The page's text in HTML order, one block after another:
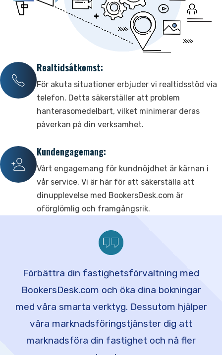
Realtidsåtkomst:
För akuta situationer erbjuder vi realtidsstöd via
telefon. Detta säkerställer att problem
hanterasomedelbart, vilket minimerar deras
påverkan på din verksamhet.
Kundengagemang:
Vårt engagemang för kundnöjdhet är kärnan i
vår service. Vi är här för att säkerställa att
dinupplevelse med BookersDesk.com är
oförglömlig och framgångsrik.
Förbättra din fastighetsförvaltning med
BookersDesk.com och öka dina bokningar
med våra smarta verktyg. Dessutom hjälper
våra marknadsföringstjänster dig att
marknadsföra din fastighet och nå fler